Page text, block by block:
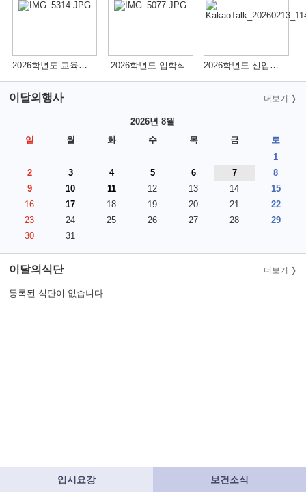
2026학년도 교육과정 설명회 2026학년도 입학식 2026학년도 신입생 예비소집(오리엔테이션)
이달의행사 더보기
2026년 8월
일
월 화 수 목 금
토
1
2
3 4 5 6 7
8
9
10 11 12 13 14
15
16
17 18 19 20 21
22
23
24 25 26 27 28
29
30
31
이달의식단 더보기
등록된 식단이 없습니다.
입시요강 보건소식